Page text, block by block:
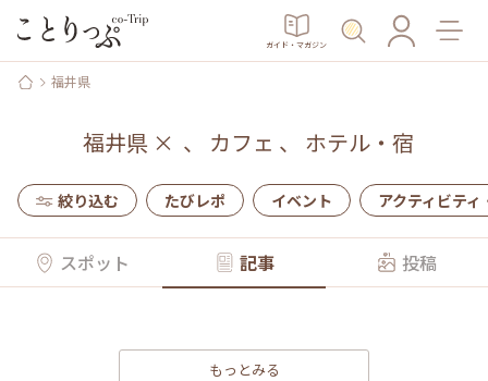
ガイド・マガジン
福井県
福井県 × 、 カフェ 、 ホテル・宿
絞り込む たびレポ イベント アクティビティ
スポット 記事 投稿
もっとみる